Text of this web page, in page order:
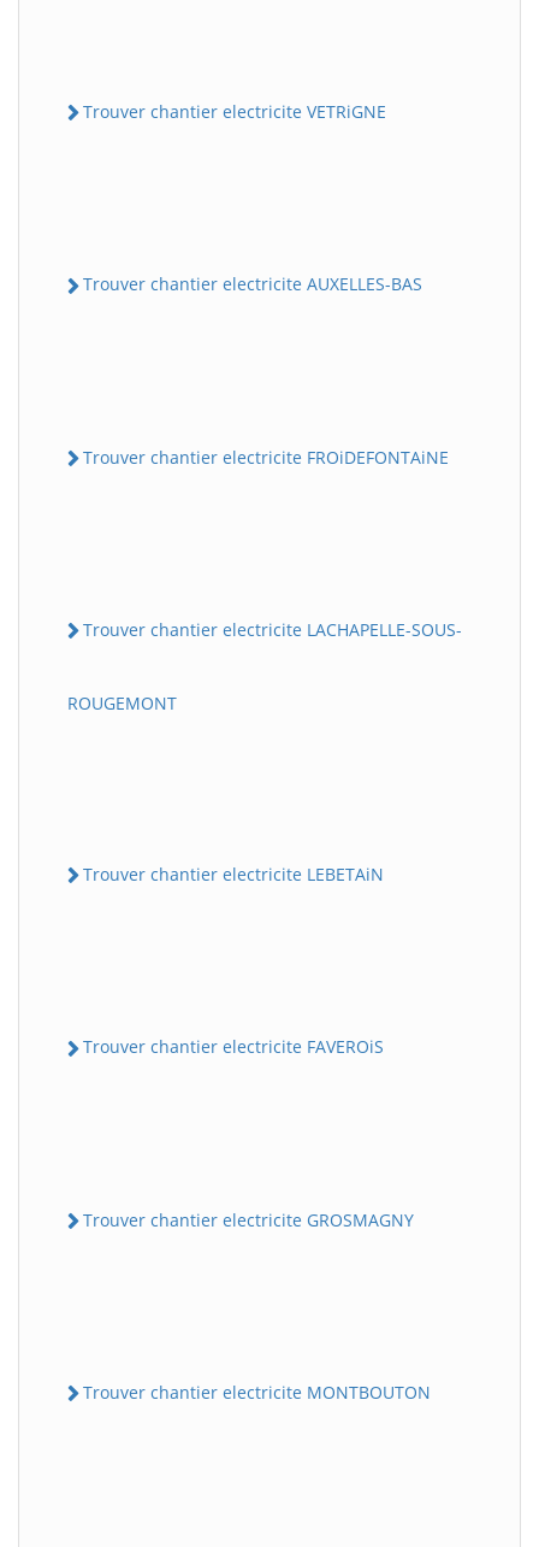
Trouver chantier electricite VETRiGNE
Trouver chantier electricite AUXELLES-BAS
Trouver chantier electricite FROiDEFONTAiNE
Trouver chantier electricite LACHAPELLE-SOUS-
ROUGEMONT
Trouver chantier electricite LEBETAiN
Trouver chantier electricite FAVEROiS
Trouver chantier electricite GROSMAGNY
Trouver chantier electricite MONTBOUTON